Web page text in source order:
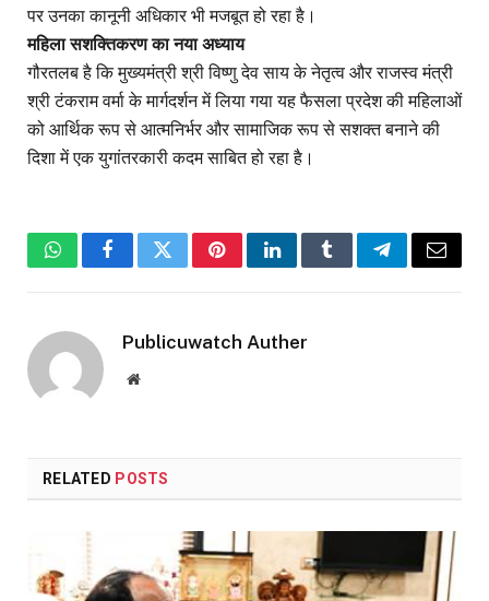
पर उनका कानूनी अधिकार भी मजबूत हो रहा है।
महिला सशक्तिकरण का नया अध्याय
गौरतलब है कि मुख्यमंत्री श्री विष्णु देव साय के नेतृत्व और राजस्व मंत्री
श्री टंकराम वर्मा के मार्गदर्शन में लिया गया यह फैसला प्रदेश की महिलाओं
को आर्थिक रूप से आत्मनिर्भर और सामाजिक रूप से सशक्त बनाने की
दिशा में एक युगांतरकारी कदम साबित हो रहा है।
WhatsAppFacebookTwitterPinterestLinkedInTumblrTelegramEmail
Publicuwatch Auther
Website
RELATED POSTS